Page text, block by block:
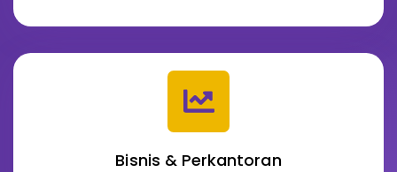
Bisnis & Perkantoran